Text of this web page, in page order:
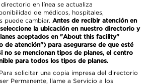
en línea se actualiza
de médicos, hospitales,
puede cambiar. Antes de recibir atención en
la ubicación en nuestro directorio y
aceptados en "About this facility"
de atención") para asegurarse de que esté
no se mencionan tipos de planes, el centro
para todos los tipos de planes.
solicitar una copia impresa del directorio
Permanente, llame a Servicio a los